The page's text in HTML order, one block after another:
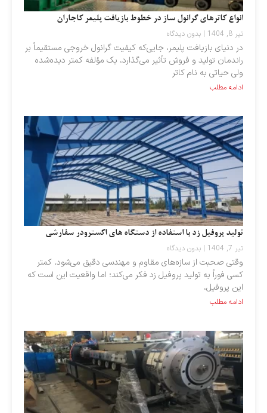
انواع کاترهای گرانول ساز در خطوط بازیافت پلیمر کاجاران
تیر 8, 1404 بدون دیدگاه
در دنیای بازیافت پلیمر، جایی‌که کیفیت گرانول‌ خروجی مستقیماً بر
راندمان تولید و فروش تأثیر می‌گذارد، یک مؤلفه کمتر دیده‌شده
ولی حیاتی به نام کاتر
ادامه مطلب
تولید پروفیل زد با استفاده از دستگاه‌ های اکسترودر سفارشی
تیر 7, 1404 بدون دیدگاه
وقتی صحبت از سازه‌های مقاوم و مهندسی دقیق می‌شود، کمتر
کسی فوراً به تولید پروفیل زد فکر می‌کند؛ اما واقعیت این است که
این پروفیل،
ادامه مطلب